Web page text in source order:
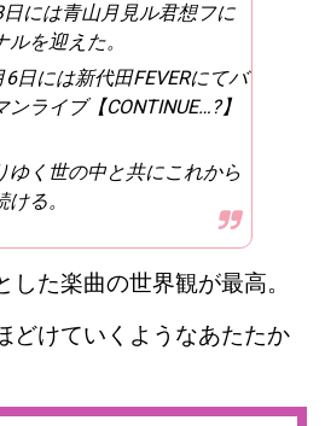
日には青山月見ル君想フに
ルを迎えた。
日には新代田FEVERにてバ
ンライブ【CONTINUE…?】
ゆく世の中と共にこれから
る。
た楽曲の世界観が最高。
どけていくようなあたたか